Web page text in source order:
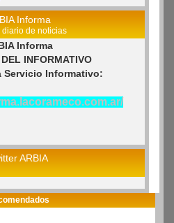
Informa
diario de noticias
Informa
INFORMATIVO
Servicio Informativo:
ARBIA